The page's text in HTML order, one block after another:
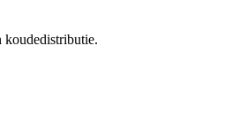
koudedistributie.